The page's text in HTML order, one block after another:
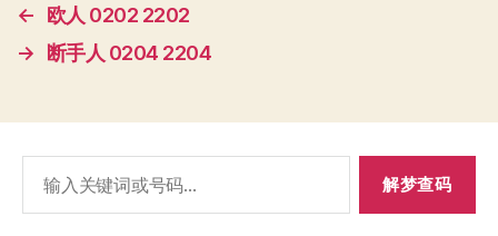
←
欧人 0202 2202
→
断手人 0204 2204
索：